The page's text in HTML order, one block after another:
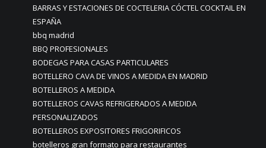
BARRAS Y ESTACIONES DE COCTELERIA CÓCTEL COCKTAIL EN
ESPAÑA
bbq madrid
BBQ PROFESIONALES
BODEGAS PARA CASAS PARTICULARES
BOTELLERO CAVA DE VINOS A MEDIDA EN MADRID
BOTELLEROS A MEDIDA
BOTELLEROS CAVAS REFRIGERADOS A MEDIDA
PERSONALIZADOS
BOTELLEROS EXPOSITORES FRIGORIFICOS
botelleros gran formato para restaurantes